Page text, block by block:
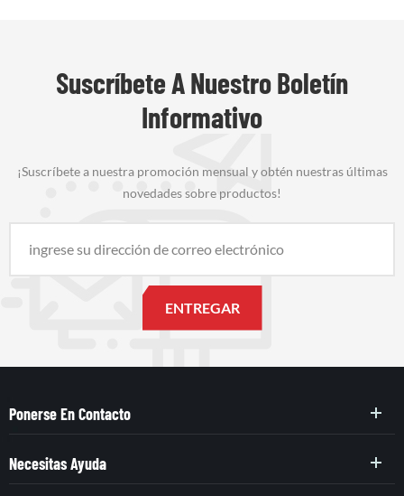
Suscríbete A Nuestro Boletín
Informativo
¡Suscríbete a nuestra promoción mensual y obtén nuestras últimas
novedades sobre productos!
Ponerse En Contacto
Necesitas Ayuda